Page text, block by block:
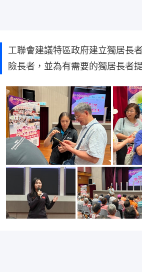
工聯會建議特區政府建立獨居長
險長者，並為有需要的獨居長者